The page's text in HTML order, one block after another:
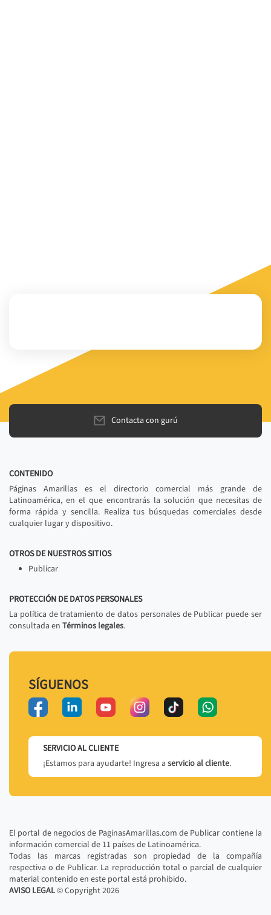
Contacta con gurú
CONTENIDO
Páginas Amarillas es el directorio comercial más grande de
Latinoamérica, en el que encontrarás la solución que necesitas de
forma rápida y sencilla. Realiza tus búsquedas comerciales desde
cualquier lugar y dispositivo.
OTROS DE NUESTROS SITIOS
Publicar
PROTECCIÓN DE DATOS PERSONALES
La política de tratamiento de datos personales de Publicar puede ser
consultada en Términos legales.
SÍGUENOS
SERVICIO AL CLIENTE
¡Estamos para ayudarte! Ingresa a servicio al cliente.
El portal de negocios de PaginasAmarillas.com de Publicar contiene la
información comercial de 11 países de Latinoamérica.
Todas las marcas registradas son propiedad de la compañía
respectiva o de Publicar. La reproducción total o parcial de cualquier
material contenido en este portal está prohibido.
AVISO LEGAL© Copyright2026